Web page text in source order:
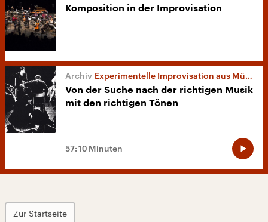
Komposition in der Improvisation
Experimentelle Improvisation aus München
Von der Suche nach der richtigen Musik
mit den richtigen Tönen
57:10 Minuten
Zur Startseite